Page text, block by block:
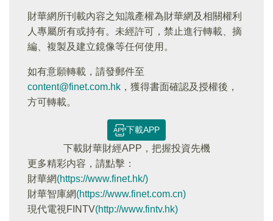
財華網所刊載內容之知識產權為財華網及相關權利
人專屬所有或持有。未經許可，禁止進行轉載、摘
編、複製及建立鏡像等任何使用。
如有意願轉載，請發郵件至
content@finet.com.hk ，獲得書面確認及授權後，
方可轉載。
下載APP
下載財華財經APP，把握投資先機
更多精彩内容，請點擊：
財華網(https://www.finet.hk/)
財華智庫網(https://www.finet.com.cn)
現代電視FINTV(http://www.fintv.hk)